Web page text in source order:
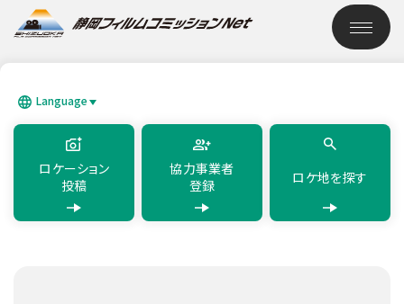
Language
日本語 English 简体中文 繁體中文 한국어 แบบไทย
ロケーション
投稿
協力事業者
登録
ロケ地を探す
ロケーション検索
SEARCH